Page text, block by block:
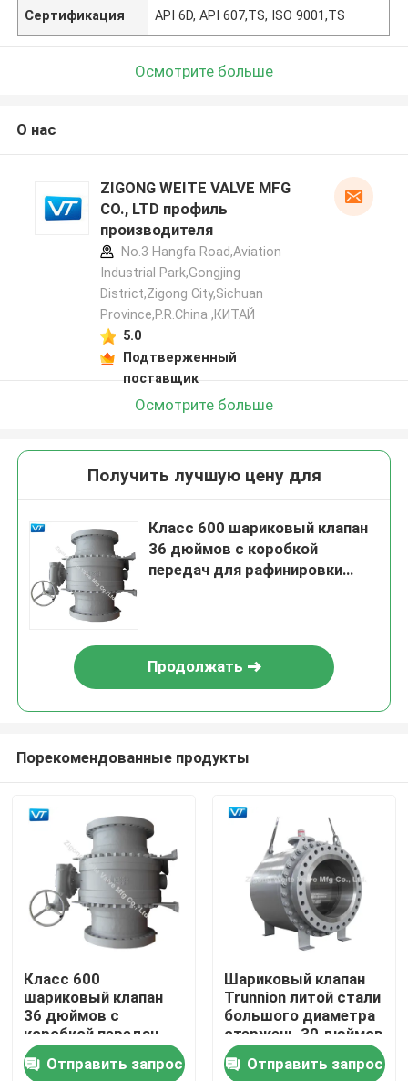
Дом
Продукты
О нас
Сертификация API 6D, API 607,TS, ISO 9001,TS
Осмотрите больше
О нас
ZIGONG WEITE VALVE MFG
CO., LTD профиль
производителя
No.3 Hangfa Road,Aviation
Industrial Park,Gongjing
District,Zigong City,Sichuan
Province,P.R.China ,КИТАЙ
5.0
Подтверженный
поставщик
Осмотрите больше
Получить лучшую цену для
Класс 600 шариковый клапан
36 дюймов с коробкой
передач для рафинировки
Продолжать
Порекомендованные продукты
Класс 600
шариковый клапан
36 дюймов с
коробкой передач
для рафинировки
нефтиОтправить запрос
Шариковый клапан
Trunnion литой стали
большого диаметра
стержень 30 дюймов
обнаженный
Отправить запрос